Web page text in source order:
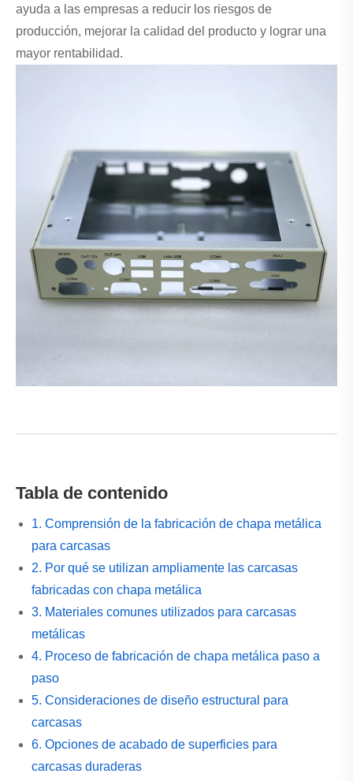
ayuda a las empresas a reducir los riesgos de
producción, mejorar la calidad del producto y lograr una
mayor rentabilidad.
Tabla de contenido
1. Comprensión de la fabricación de chapa metálica
para carcasas
2. Por qué se utilizan ampliamente las carcasas
fabricadas con chapa metálica
3. Materiales comunes utilizados para carcasas
metálicas
4. Proceso de fabricación de chapa metálica paso a
paso
5. Consideraciones de diseño estructural para
carcasas
6. Opciones de acabado de superficies para
carcasas duraderas